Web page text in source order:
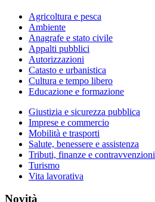
Agricoltura e pesca
Ambiente
Anagrafe e stato civile
Appalti pubblici
Autorizzazioni
Catasto e urbanistica
Cultura e tempo libero
Educazione e formazione
Giustizia e sicurezza pubblica
Imprese e commercio
Mobilità e trasporti
Salute, benessere e assistenza
Tributi, finanze e contravvenzioni
Turismo
Vita lavorativa
Novità